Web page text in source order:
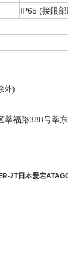
IP65 (接眼
外)
莘福路388号莘
2T日本爱宕